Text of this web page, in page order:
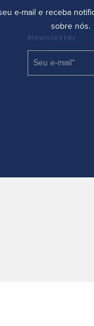
e-mail e receba
sobre nós.
Newsletter